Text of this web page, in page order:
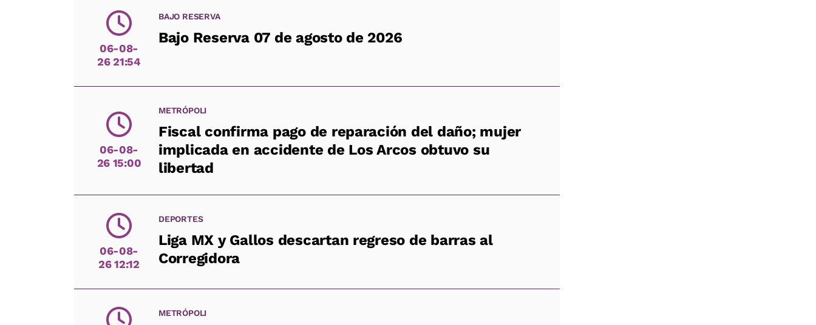
06-08-
26 21:54
BAJO RESERVA
Bajo Reserva 07 de agosto de 2026
06-08-
26 15:00
METRÓPOLI
Fiscal confirma pago de reparación del daño; mujer
implicada en accidente de Los Arcos obtuvo su
libertad
06-08-
26 12:12
DEPORTES
Liga MX y Gallos descartan regreso de barras al
Corregidora
METRÓPOLI